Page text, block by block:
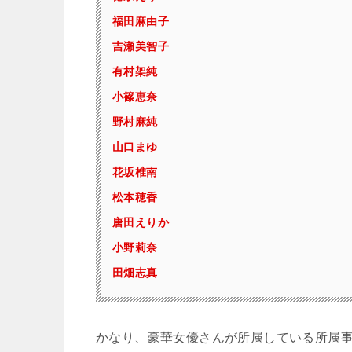
福田麻由子
吉瀬美智子
有村架純
小篠恵奈
野村麻純
山口まゆ
花坂椎南
松本穂香
唐田えりか
小野莉奈
田畑志真
かなり、豪華女優さんが所属している所属